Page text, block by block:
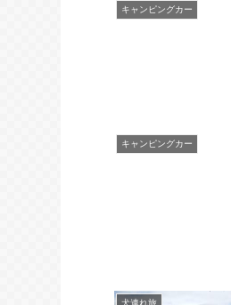
キャンピングカー
キャンピングカー
犬連れ旅